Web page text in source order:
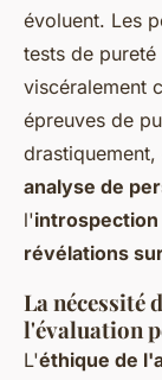
évoluent. Les
tests de
viscéralement
épreuves de
analyse de
l'
révélations
La nécessité
l'évaluation
L'éthique de